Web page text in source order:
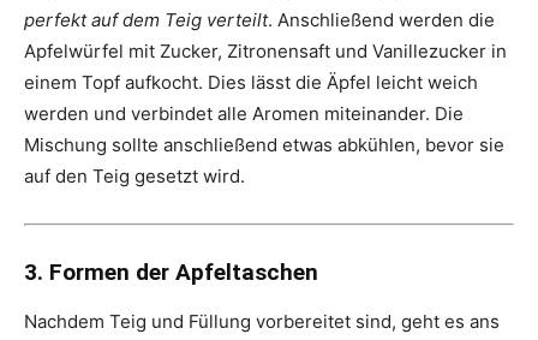
perfekt auf dem Teig verteilt. Anschließend werden die
Apfelwürfel mit Zucker, Zitronensaft und Vanillezucker in
einem Topf aufkocht. Dies lässt die Äpfel leicht weich
werden und verbindet alle Aromen miteinander. Die
Mischung sollte anschließend etwas abkühlen, bevor sie
auf den Teig gesetzt wird.
3. Formen der Apfeltaschen
Nachdem Teig und Füllung vorbereitet sind, geht es ans